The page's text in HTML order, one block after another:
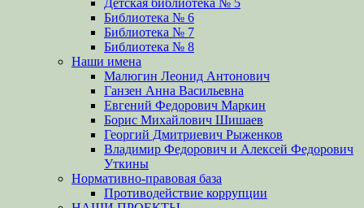
Детская библиотека № 5
Библиотека № 6
Библиотека № 7
Библиотека № 8
Наши имена
Малюгин Леонид Антонович
Ганзен Анна Васильевна
Евгений Федорович Маркин
Борис Михайлович Шишаев
Георгий Дмитриевич Рыженков
Владимир Федорович и Алексей Федорович
Уткины
Нормативно-правовая база
Противодействие коррупции